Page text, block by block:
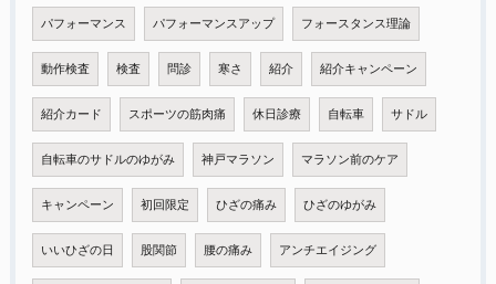
パフォーマンス パフォーマンスアップ フォースタンス理論
動作検査 検査 問診 寒さ 紹介 紹介キャンペーン
紹介カード スポーツの筋肉痛 休日診療 自転車 サドル
自転車のサドルのゆがみ 神戸マラソン マラソン前のケア
キャンペーン 初回限定 ひざの痛み ひざのゆがみ
いいひざの日 股関節 腰の痛み アンチエイジング